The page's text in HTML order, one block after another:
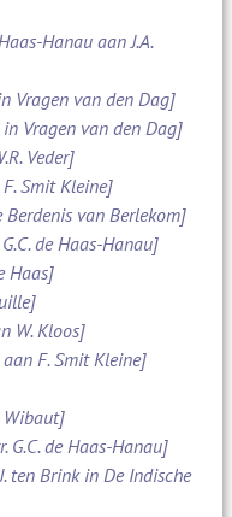
Hanau aan J.A.
Vragen van den Dag]
Vragen van den Dag]
Veder]
Smit Kleine]
van Berlekom]
de Haas-Hanau]
Haas]
W. Kloos]
F. Smit Kleine]
Wibaut]
de Haas-Hanau]
ten Brink in De Indische